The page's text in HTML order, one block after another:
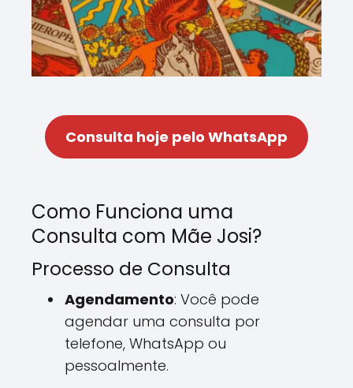
Consulta hoje pelo WhatsApp
Como Funciona uma
Consulta com Mãe Josi?
Processo de Consulta
Agendamento: Você pode
agendar uma consulta por
telefone, WhatsApp ou
pessoalmente.